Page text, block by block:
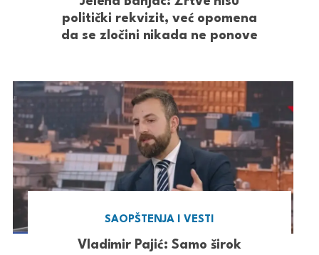
politički rekvizit, već opomena
da se zločini nikada ne ponove
SAOPŠTENJA I VESTI
Vladimir Pajić: Samo širok